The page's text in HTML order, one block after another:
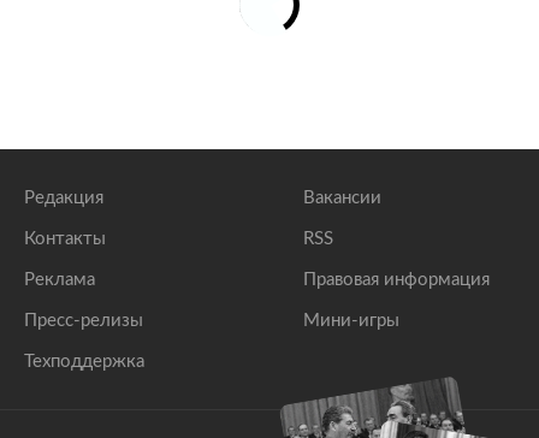
Редакция
Контакты
Реклама
Пресс-релизы
Техподдержка
Вакансии
RSS
Правовая информация
Мини-игры